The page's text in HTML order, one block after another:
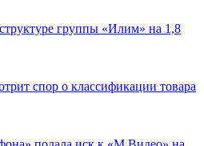
группы «Илим» на 1,8
спор о классификации товара